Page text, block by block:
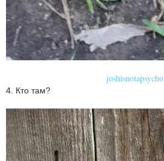
joshisnotapsycho
4. Кто там?